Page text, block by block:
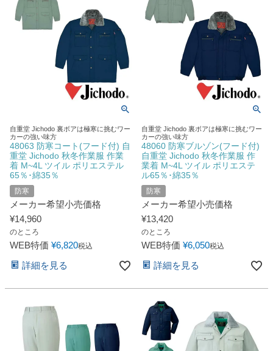
自重堂 Jichodo 裏ボアは極寒に挑むワー
カーの強い味方
48063 防寒コート(フード付) 自
重堂 Jichodo 秋冬作業服 作業
着 M~4L ツイル ポリエステル
65％･綿35％
防寒
メーカー希望小売価格
¥14,960
のところ
WEB特価 ¥6,820税込
詳細を見る
自重堂 Jichodo 裏ボアは極寒に挑むワー
カーの強い味方
48060 防寒ブルゾン(フード付)
自重堂 Jichodo 秋冬作業服 作
業着 M~4L ツイル ポリエステ
ル65％･綿35％
防寒
メーカー希望小売価格
¥13,420
のところ
WEB特価 ¥6,050税込
詳細を見る